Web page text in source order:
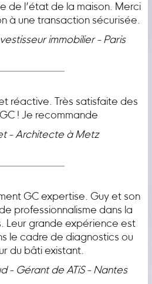
de l’état de la maison. Merci
à une transaction sécurisée.
immobilier - Paris
réactive. Très satisfaite des
! Je recommande
- Architecte à Metz
GC expertise. Guy et son
professionnalisme dans la
Leur grande expérience est
le cadre de diagnostics ou
du bâti existant.
- Gérant de ATiS - Nantes